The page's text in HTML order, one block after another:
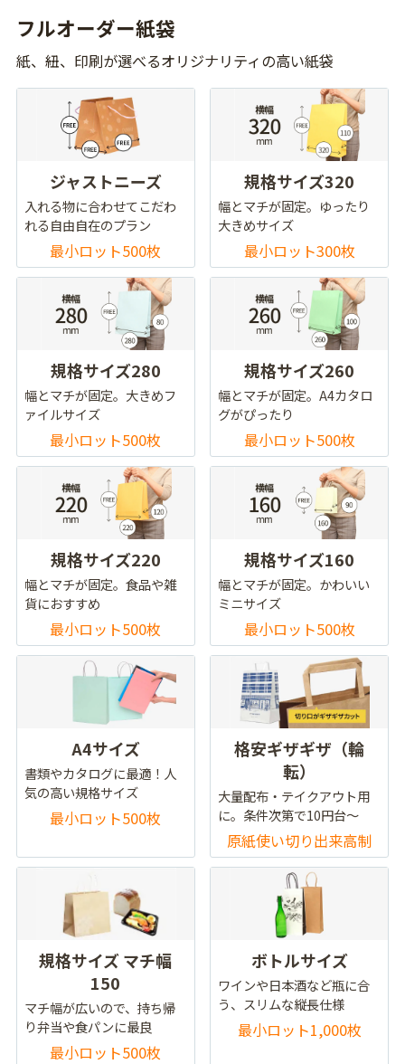
フルオーダー紙袋
紙、紐、印刷が選べるオリジナリティの高い紙袋
ジャストニーズ
入れる物に合わせてこだわ
れる自由自在のプラン
最小ロット500枚
規格サイズ320
幅とマチが固定。ゆったり
大きめサイズ
最小ロット300枚
規格サイズ280
幅とマチが固定。大きめフ
ァイルサイズ
最小ロット500枚
規格サイズ260
幅とマチが固定。A4カタロ
グがぴったり
最小ロット500枚
規格サイズ220
幅とマチが固定。食品や雑
貨におすすめ
最小ロット500枚
規格サイズ160
幅とマチが固定。かわいい
ミニサイズ
最小ロット500枚
A4サイズ
書類やカタログに最適！人
気の高い規格サイズ
最小ロット500枚
格安ギザギザ（輪
転）
大量配布・テイクアウト用
に。条件次第で10円台～
原紙使い切り出来高制
規格サイズ マチ幅
150
マチ幅が広いので、持ち帰
り弁当や食パンに最良
最小ロット500枚
ボトルサイズ
ワインや日本酒など瓶に合
う、スリムな縦長仕様
最小ロット1,000枚